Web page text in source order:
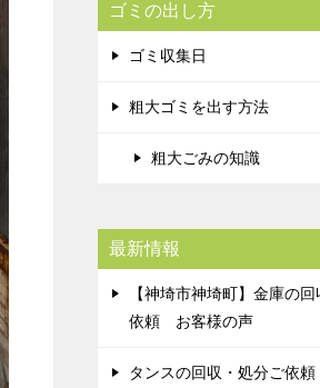
ゴミの出し方
ゴミ収集日
粗大ゴミを出す方法
粗大ごみの知識
最新情報
【神埼市神埼町】金庫の
依頼 お客様の声
タンスの回収・処分ご依